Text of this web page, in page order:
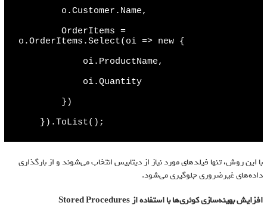
o.Customer.Name,
OrderItems =
o.OrderItems.Select(oi => new {
oi.ProductName,
oi.Quantity
})
}).ToList();
با این روش، تنها فیلدهای مورد نیاز از دیتابیس انتخاب می‌شوند و از بارگذاری
داده‌های غیرضروری جلوگیری می‌شود.
افزایش بهینه‌سازی کوئری‌ها با استفاده ازStored Procedures